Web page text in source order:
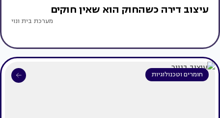
עיצוב דירה כשהחוק הוא שאין חוקים
מערכת בית ונוי
חומרים וטכנולוגיות